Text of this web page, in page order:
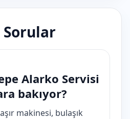
Sorular
Alarko Servisi
bakıyor?
makinesi, bulaşık